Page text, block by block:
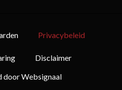
Privacybeleid
Disclaimer
Websignaal